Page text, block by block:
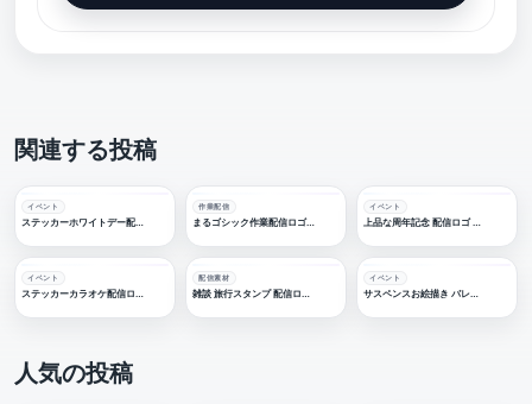
関連する投稿
イベント
ステッカーホワイトデー配信ロゴ 【フリー素材・サムネ素材】
作業配信
まるゴシック作業配信ロゴ 【フリー素材・サムネ素材】
イベント
上品な周年記念 配信ロゴ 【フリー素材・サムネ素材】
イベント
ステッカーカラオケ配信ロゴ 【フリー素材・サムネ素材】
配信素材
雑談 旅行スタンプ 配信ロゴ【フリー素材・サムネ素材】
イベント
サスペンスお絵描き バレンタインデーロゴ 【フリー素材・サムネ素材】
人気の投稿